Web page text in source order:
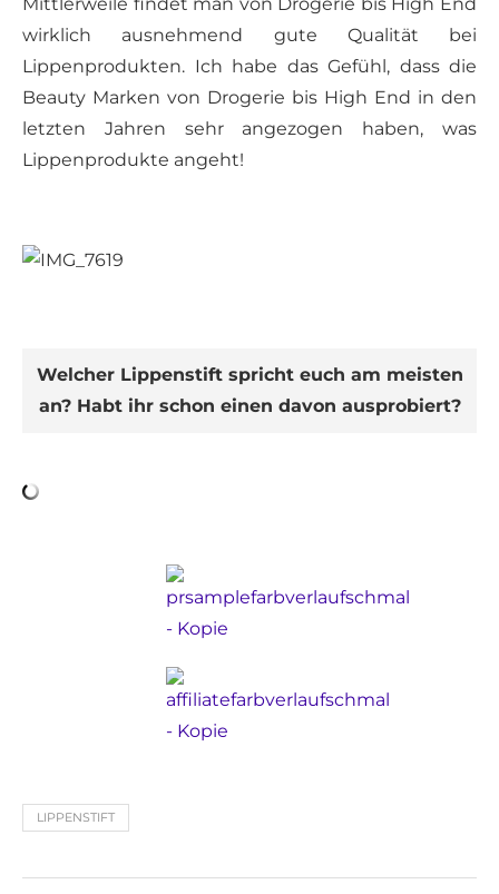
wirklich ausnehmend gute Qualität bei
Lippenprodukten. Ich habe das Gefühl, dass die
Beauty Marken von Drogerie bis High End in den
letzten Jahren sehr angezogen haben, was
Lippenprodukte angeht!
Welcher Lippenstift spricht euch am meisten
an? Habt ihr schon einen davon ausprobiert?
LIPPENSTIFT